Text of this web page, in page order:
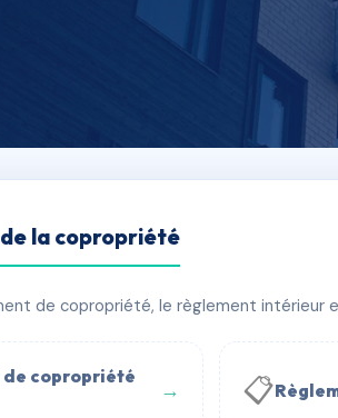
MARSEILLE
la copropriété
de copropriété, le règlement intérieur
de copropriété
→ 📋